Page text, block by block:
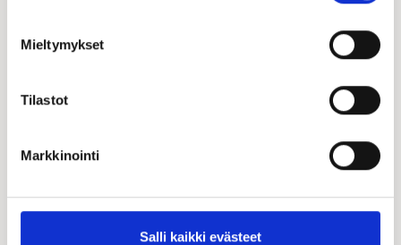
Mieltymykset
Tilastot
Markkinointi
Salli kaikki evästeet
208 065 €